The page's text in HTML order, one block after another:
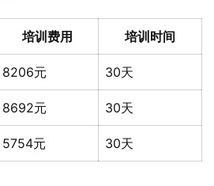
培训费用 培训时间
8206元 30天
8692元 30天
5754元 30天